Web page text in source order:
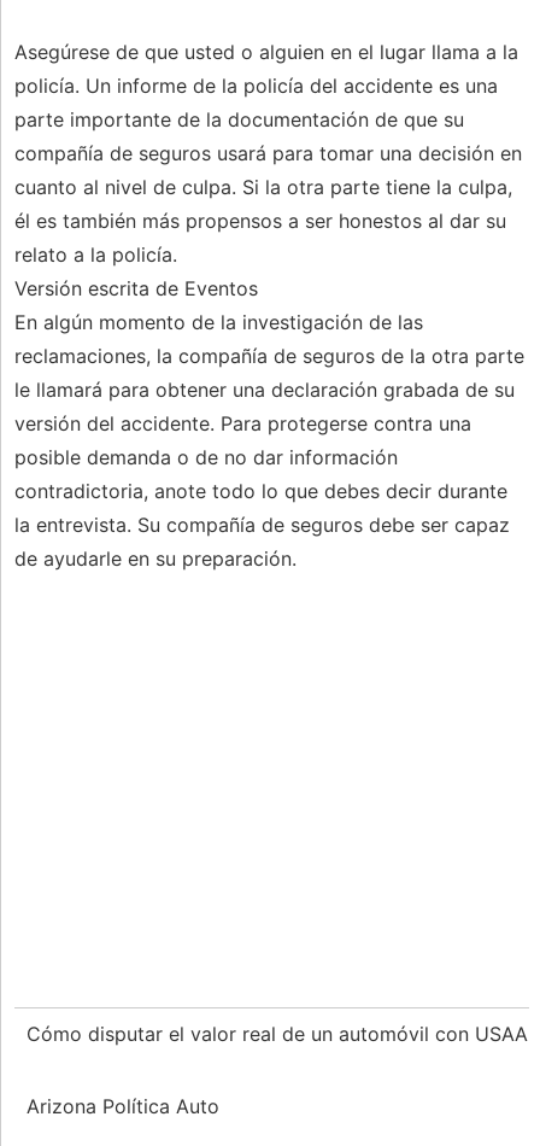
Asegúrese de que usted o alguien en el lugar llama a la
policía. Un informe de la policía del accidente es una
parte importante de la documentación de que su
compañía de seguros usará para tomar una decisión en
cuanto al nivel de culpa. Si la otra parte tiene la culpa,
él es también más propensos a ser honestos al dar su
relato a la policía.
Versión escrita de Eventos
En algún momento de la investigación de las
reclamaciones, la compañía de seguros de la otra parte
le llamará para obtener una declaración grabada de su
versión del accidente. Para protegerse contra una
posible demanda o de no dar información
contradictoria, anote todo lo que debes decir durante
la entrevista. Su compañía de seguros debe ser capaz
de ayudarle en su preparación.
Cómo disputar el valor real de un automóvil con USAA
Arizona Política Auto